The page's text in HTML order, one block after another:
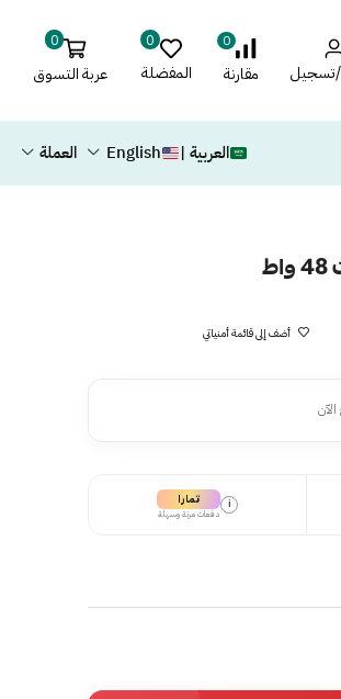
تسجيل
0
مقارنة
0
المفضلة
0
عربة التسوق
العربية | English العملة
أضف إلى قائمة أمنياتي
i تمارا
دفعات مرنة وسهلة